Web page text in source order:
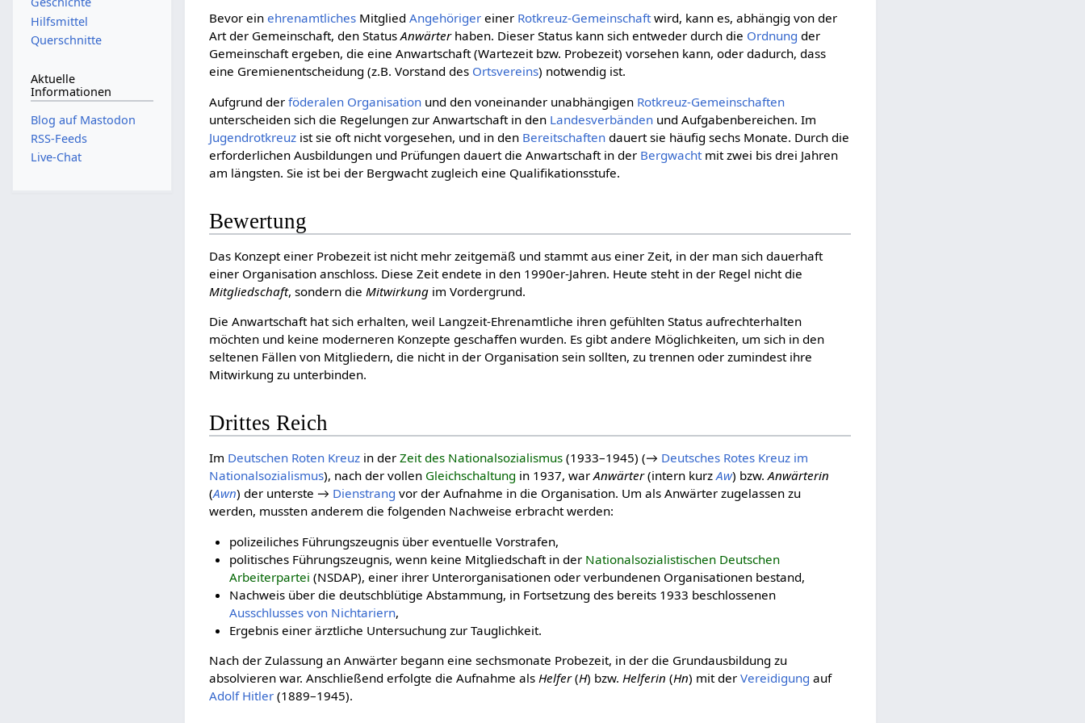
Bevor einehren­amt­liches MitgliedAngehöriger einer Rotkreuz-Gemeinschaftwird, kann es, abhängig von der
Art der Gemeinschaft, den StatusAnwärterhaben. Dieser Status kann sich entweder durch die Ordnung der
Gemeinschaft ergeben, die eine Anwartschaft (Wartezeit bzw. Probezeit) vorsehen kann, oder dadurch, dass
eine Gremienentscheidung (z.B. Vorstand des Ortsvereins) notwendig ist.
Aufgrund derföderalen Organisation und den voneinander unabhängigen Rotkreuz-Gemeinschaften
unterscheiden sich die Regelungen zur Anwartschaft in den Landes­verbänden und Aufgabenbereichen. Im
Jugendrotkreuz ist sie oft nicht vorgesehen, und in den Bereitschaften dauert sie häufig sechs Monate. Durch die
erforderlichen Ausbildungen und Prüfungen dauert die Anwartschaft in der Bergwacht mit zwei bis drei Jahren
am längsten. Sie ist bei der Bergwacht zugleich eine Qualifikationsstufe.
Bewertung
Das Konzept einer Probezeit ist nicht mehr zeitgemäß und stammt aus einer Zeit, in der man sich dauerhaft
einer Organisation anschloss. Diese Zeit endete in den 1990er-Jahren. Heute steht in der Regel nicht die
Mitgliedschaft, sondern die Mitwirkung im Vordergrund.
Die Anwartschaft hat sich erhalten, weil Langzeit-Ehrenamtliche ihren gefühlten Status aufrechterhalten
möchten und keine moderneren Konzepte geschaffen wurden. Es gibt andere Möglichkeiten, um sich in den
seltenen Fällen von Mitgliedern, die nicht in der Organisation sein sollten, zu trennen oder zumindest ihre
Mitwirkung zu unterbinden.
Drittes Reich
Im Deut­schen Roten Kreuz in derZeit des National­sozia­lis­mus (1933–1945) (→ Deutsches Rotes Kreuz im
Nationalsozialismus), nach der vollen Gleichschaltung in 1937, warAnwärter(intern kurzAw) bzw.Anwärterin
(Awn) der unterste → Dienstrang vor der Aufnahme in die Organisation. Um als Anwärter zugelassen zu
werden, mussten anderem die folgenden Nachweise erbracht werden:
polizeiliches Führungszeugnis über eventuelle Vorstrafen,
politisches Führungszeugnis, wenn keine Mitgliedschaft in der Nationalsozialistischen Deutschen
Arbeiterpartei (NSDAP), einer ihrer Unterorganisationen oder verbundenen Organisationen bestand,
Nachweis über die deutschblütige Abstammung, in Fortsetzung des bereits 1933 beschlossenen
Ausschlusses von Nichtariern,
Ergebnis einer ärztliche Untersuchung zur Tauglichkeit.
Nach der Zulassung an Anwärter begann eine sechsmonate Probezeit, in der die Grundausbildung zu
absolvieren war. Anschließend erfolgte die Aufnahme als Helfer(H) bzw. Helferin (Hn) mit derVereidigung auf
Adolf Hitler (1889–1945).
Hilfsmittel
Querschnitte
Aktuelle
Informationen
Blog auf Mastodon
RSS-Feeds
Live-Chat